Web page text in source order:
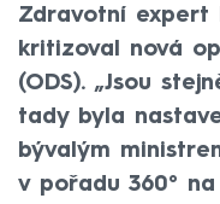
Zdravotní expert
kritizoval nová
(ODS). „Jsou
tady byla
bývalým
v pořadu 360° na